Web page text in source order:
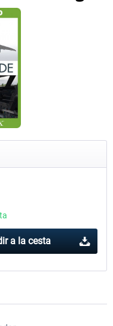
iFly Jets-The 737NG for
a la cesta